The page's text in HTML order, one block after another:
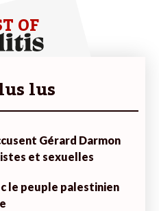
OF
lus
Gérard Darmon
et sexuelles
le peuple palestinien